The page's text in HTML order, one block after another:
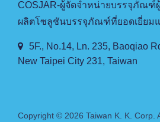
COSJAR-ผู้จัดจำหน่ายบรรจุภัณ
ผลิตโซลูชันบรรจุภัณฑ์ที่ยอดเยี่ยม
5F., No.14, Ln. 235, Baoqiao
New Taipei City 231, Taiwan
Copyright © 2026 Taiwan K. K. Corp.